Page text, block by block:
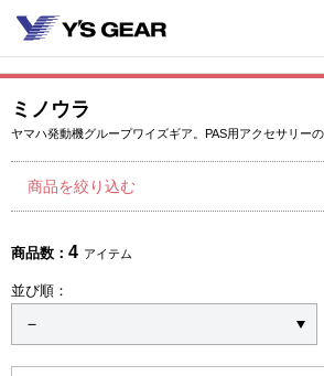
ミノウラ
ヤマハ発動機グループワイズギア。PAS用アクセサリーの
商品を絞り込む
商品数： 4 アイテム
並び順：